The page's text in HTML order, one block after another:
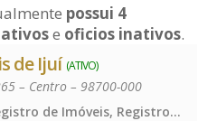
possui 4
e oficios inativos.
de Ijuí (ATIVO)
– Centro – 98700-000
Registro de Imóveis, Registro de Imóveis, Registro de Imóveis